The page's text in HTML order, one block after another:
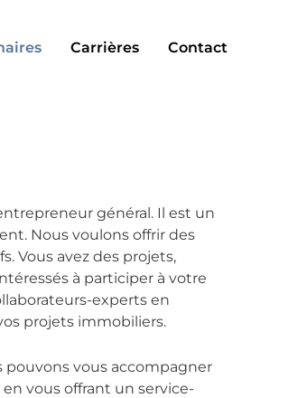
Carrières Contact
général. Il est un
Nous voulons offrir des
Vous avez des projets,
à participer à votre
experts en
projets immobiliers.
vous accompagner
vous offrant un service-